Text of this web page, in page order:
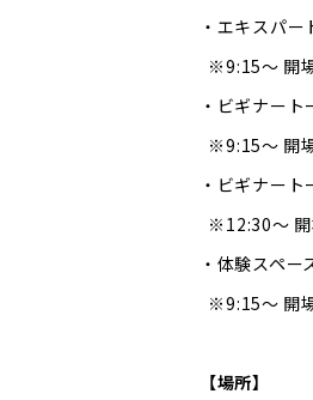
・エキスパ
※9:15〜 開
・ビギナー
※9:15〜 開
・ビギナー
※12:30〜 開
・体験スペ
※9:15〜 開
【場所】